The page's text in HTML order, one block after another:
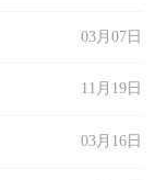
03月07日
11月19日
03月16日